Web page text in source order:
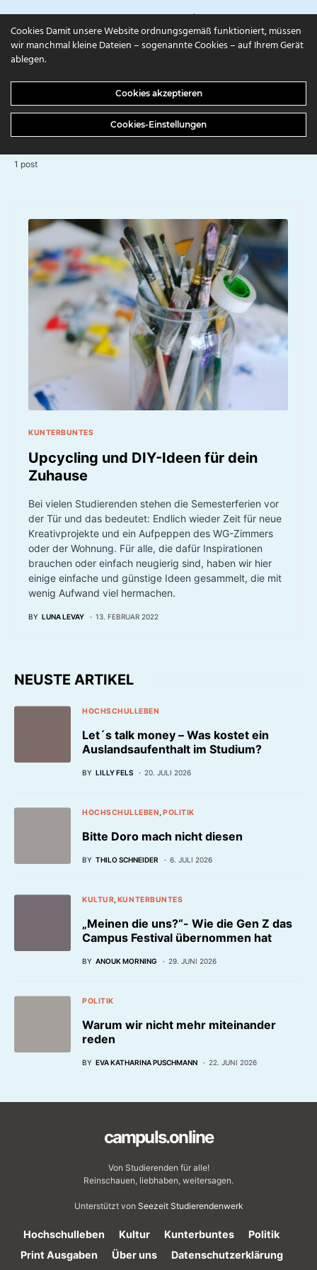
campuls.online
Aufpeppen
1 post
KUNTERBUNTES
Upcycling und DIY-Ideen für dein
Zuhause
Bei vielen Studierenden stehen die Semesterferien vor
der Tür und das bedeutet: Endlich wieder Zeit für neue
Kreativprojekte und ein Aufpeppen des WG-Zimmers
oder der Wohnung. Für alle, die dafür Inspirationen
brauchen oder einfach neugierig sind, haben wir hier
einige einfache und günstige Ideen gesammelt, die mit
wenig Aufwand viel hermachen.
BY LUNA LEVAY 13. FEBRUAR 2022
NEUSTE ARTIKEL
HOCHSCHULLEBEN
Let´s talk money – Was kostet ein
Auslandsaufenthalt im Studium?
BY LILLY FELS 20. JULI 2026
HOCHSCHULLEBEN POLITIK
Bitte Doro mach nicht diesen
BY THILO SCHNEIDER 6. JULI 2026
KULTUR KUNTERBUNTES
„Meinen die uns?“- Wie die Gen Z das
Campus Festival übernommen hat
BY ANOUK MORNING 29. JUNI 2026
POLITIK
Warum wir nicht mehr miteinander
reden
BY EVA KATHARINA PUSCHMANN 22. JUNI 2026
campuls.online
Von Studierenden für alle!
Reinschauen, liebhaben, weitersagen.
Unterstützt von Seezeit Studierendenwerk
Hochschulleben Kultur Kunterbuntes
Politik
Print Ausgaben
Über uns
Datenschutzerklärung
Cookies Damit unsere Website ordnungsgemäß funktioniert, müssen
wir manchmal kleine Dateien – sogenannte Cookies – auf Ihrem Gerät
ablegen.
Cookies akzeptieren
Cookies-Einstellungen